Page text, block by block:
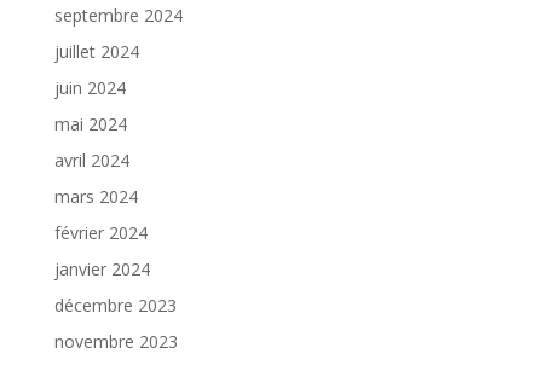
septembre 2024
juillet 2024
juin 2024
mai 2024
avril 2024
mars 2024
février 2024
janvier 2024
décembre 2023
novembre 2023